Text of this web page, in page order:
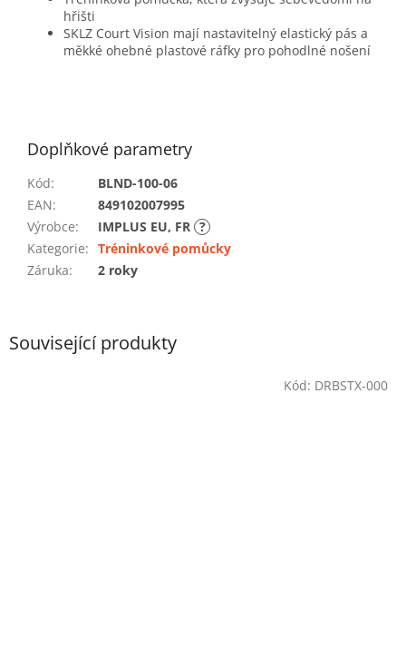
Související produkty
Kód: DRBSTX-000
hřišti
SKLZ Court Vision mají nastavitelný elastický pás a
měkké ohebné plastové ráfky pro pohodlné nošení
Doplňkové parametry
Kód:
BLND-100-06
EAN:
849102007995
Výrobce: IMPLUS EU, FR ?
Kategorie: Tréninkové pomůcky
Záruka: 2 roky